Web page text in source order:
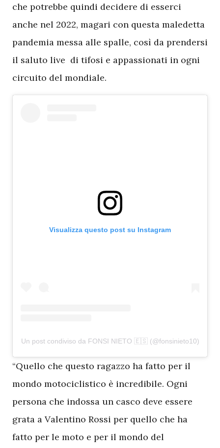
che potrebbe quindi decidere di esserci
anche nel 2022, magari con questa maledetta
pandemia messa alle spalle, così da prendersi
il saluto live di tifosi e appassionati in ogni
circuito del mondiale.
Visualizza questo post su Instagram
Un post condiviso da FONSI NIETO 🇪🇸 (@fonsinieto10)
“Quello che questo ragazzo ha fatto per il
mondo motociclistico è incredibile. Ogni
persona che indossa un casco deve essere
grata a Valentino Rossi per quello che ha
fatto per le moto e per il mondo del